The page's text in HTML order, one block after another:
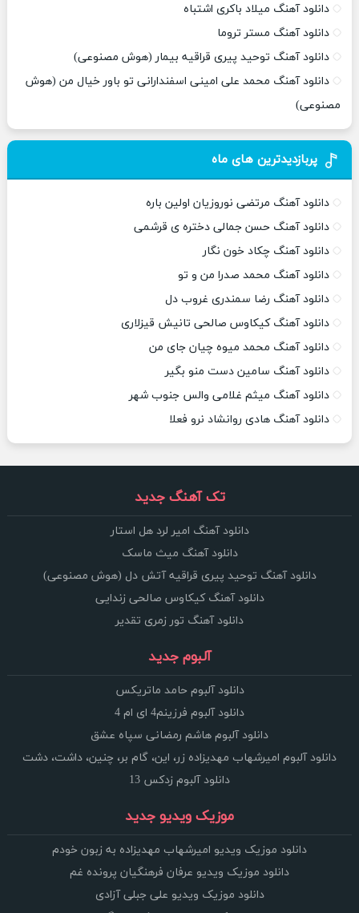
دانلود آهنگ میلاد باکری اشتباه
دانلود آهنگ مستر تروما
دانلود آهنگ توحید پیری قراقیه بیمار (هوش مصنوعی)
دانلود آهنگ محمد علی امینی اسفندارانی تو باور خیال من (هوش
مصنوعی)
پربازدیدترین های ماه
دانلود آهنگ مرتضی نوروزیان اولین باره
دانلود آهنگ حسن جمالی دختره ی قرشمی
دانلود آهنگ چکاد خون نگار
دانلود آهنگ محمد صدرا من و تو
دانلود آهنگ رضا سمندری غروب دل
دانلود آهنگ کیکاوس صالحی تانیش قیزلاری
دانلود آهنگ محمد میوه چیان جای من
دانلود آهنگ سامین دست منو بگیر
دانلود آهنگ میثم غلامی والس جنوب شهر
دانلود آهنگ هادی روانشاد نرو فعلا
تک آهنگ جدید
دانلود آهنگ امیر لرد هل استار
دانلود آهنگ میث ماسک
دانلود آهنگ توحید پیری قراقیه آتش دل (هوش مصنوعی)
دانلود آهنگ کیکاوس صالحی زندایی
دانلود آهنگ تور زمری تقدیر
آلبوم جدید
دانلود آلبوم حامد ماتریکس
دانلود آلبوم فرزینم4 ای ام 4
دانلود آلبوم هاشم رمضانی سپاه عشق
دانلود آلبوم امیرشهاب مهدیزاده زر، این، گام بر، چنین، داشت، دشت
دانلود آلبوم زدکس 13
موزیک ویدیو جدید
دانلود موزیک ویدیو امیرشهاب مهدیزاده به زبون خودم
دانلود موزیک ویدیو عرفان فرهنگیان پرونده غم
دانلود موزیک ویدیو علی جبلی آزادی